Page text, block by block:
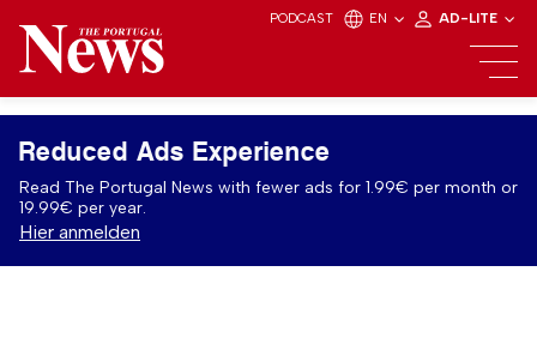
PODCAST EN AD-LITE
Reduced Ads Experience
Read The Portugal News with fewer ads for 1.99€ per month or
19.99€ per year.
Hier anmelden